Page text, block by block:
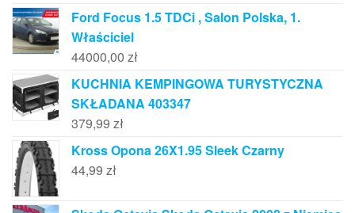
Ford Focus 1.5 TDCi , Salon Polska, 1.
Właściciel
44000,00 zł
KUCHNIA KEMPINGOWA TURYSTYCZNA
SKŁADANA 403347
379,99 zł
Kross Opona 26X1.95 Sleek Czarny
44,99 zł